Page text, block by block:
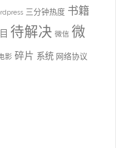
三分钟热度 书籍
待解决 微信 微
影 碎片 系统 网络协议